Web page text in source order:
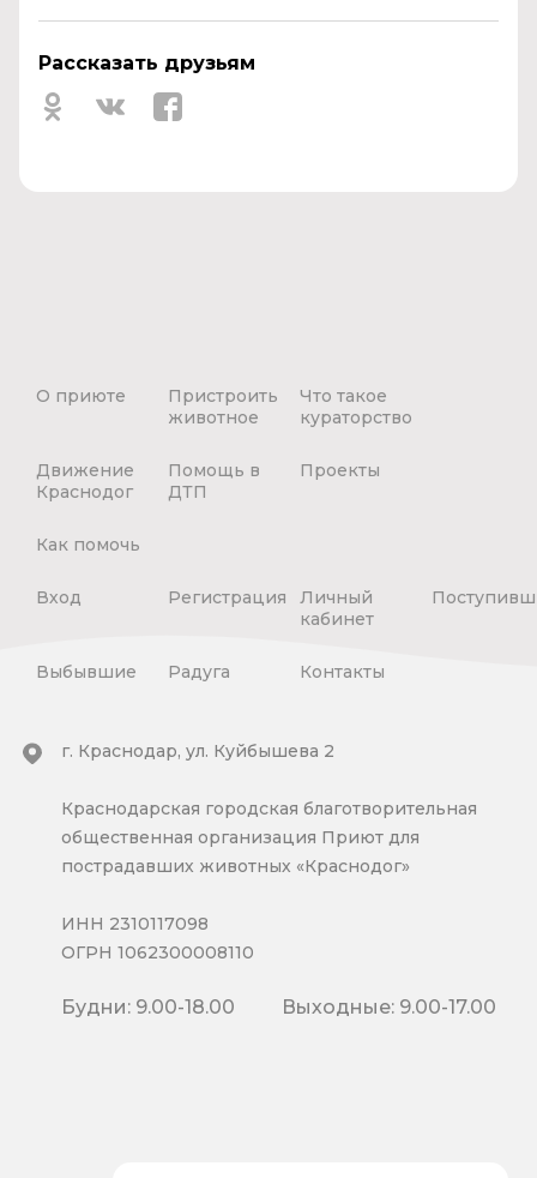
Рассказать друзьям
О приюте
Пристроить
животное
Что такое
кураторство
Движение
Краснодог
Помощь в
ДТП
Проекты
Как помочь
Вход Регистрация
Личный
кабинет
Выбывшие Радуга Контакты
г. Краснодар, ул. Куйбышева 2
Краснодарская городская благотворительная
общественная организация Приют для
пострадавших животных «Краснодог»
ИНН 2310117098
ОГРН 1062300008110
Будни: 9.00-18.00 Выходные: 9.00-17.00